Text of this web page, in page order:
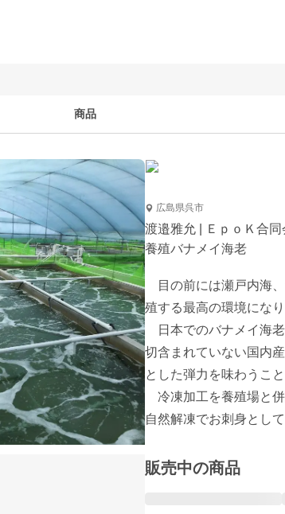
商品
広島県呉市
渡邉雅允 | ＥｐｏＫ合同
養殖バナメイ海老
目の前には瀬戸内海
殖する最高の環境になり
日本でのバナメイ海
切含まれていない国内
とした弾力を味わうこと
冷凍加工を養殖場と併
自然解凍でお刺身とし
販売中の商品